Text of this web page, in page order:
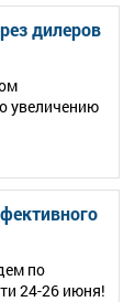
дилеров
увеличению
по
24-26 июня!